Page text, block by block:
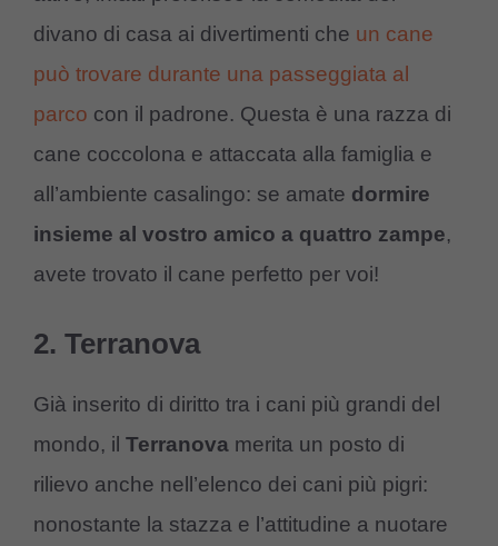
divano di casa ai divertimenti che un cane
può trovare durante una passeggiata al
parco con il padrone. Questa è una razza di
cane coccolona e attaccata alla famiglia e
all’ambiente casalingo: se amate dormire
insieme al vostro amico a quattro zampe,
avete trovato il cane perfetto per voi!
2. Terranova
Già inserito di diritto tra i cani più grandi del
mondo, il Terranova merita un posto di
rilievo anche nell’elenco dei cani più pigri:
nonostante la stazza e l’attitudine a nuotare